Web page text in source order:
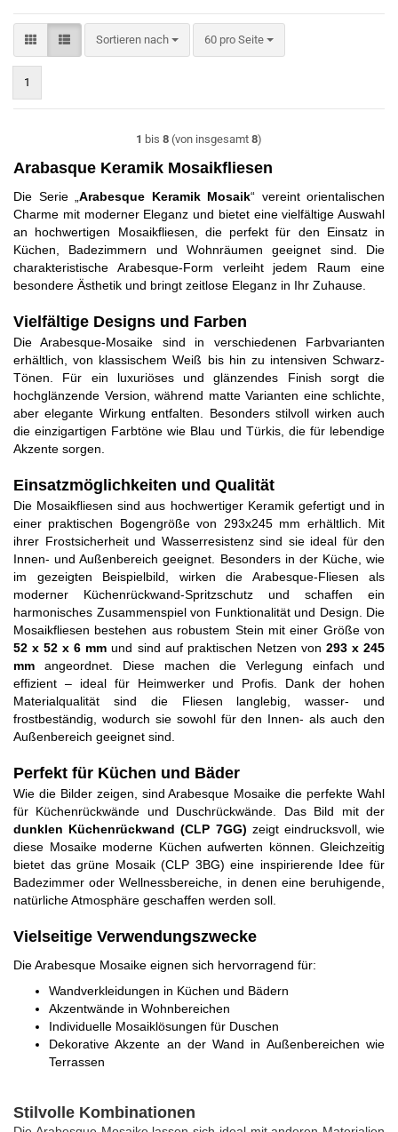
Sortieren nach
Sortieren nach 60 pro Seite
pro Seite
1
1 bis 8 (von insgesamt 8)
Arabasque Keramik Mosaikfliesen
Die Serie „ Arabesque Keramik Mosaik“ vereint orientalischen
Charme mit moderner Eleganz und bietet eine vielfältige Auswahl
an hochwertigen Mosaikfliesen, die perfekt für den Einsatz in
Küchen, Badezimmern und Wohnräumen geeignet sind. Die
charakteristische Arabesque-Form verleiht jedem Raum eine
besondere Ästhetik und bringt zeitlose Eleganz in Ihr Zuhause.
Vielfältige Designs und Farben
Die Arabesque-Mosaike sind in verschiedenen Farbvarianten
erhältlich, von klassischem Weiß bis hin zu intensiven Schwarz-
Tönen. Für ein luxuriöses und glänzendes Finish sorgt die
hochglänzende Version, während matte Varianten eine schlichte,
aber elegante Wirkung entfalten. Besonders stilvoll wirken auch
die einzigartigen Farbtöne wie Blau und Türkis, die für lebendige
Akzente sorgen.
Einsatzmöglichkeiten und Qualität
Die Mosaikfliesen sind aus hochwertiger Keramik gefertigt und in
einer praktischen Bogengröße von 293x245 mm erhältlich. Mit
ihrer Frostsicherheit und Wasserresistenz sind sie ideal für den
Innen- und Außenbereich geeignet. Besonders in der Küche, wie
im gezeigten Beispielbild, wirken die Arabesque-Fliesen als
moderner Küchenrückwand-Spritzschutz und schaffen ein
harmonisches Zusammenspiel von Funktionalität und Design.
Die
Mosaikfliesen bestehen aus robustem Stein mit einer Größe von
52 x 52 x 6 mm und sind auf praktischen Netzen von 293 x 245
mm angeordnet. Diese machen die Verlegung einfach und
effizient – ideal für Heimwerker und Profis. Dank der hohen
Materialqualität sind die Fliesen langlebig, wasser- und
frostbeständig, wodurch sie sowohl für den Innen- als auch den
Außenbereich geeignet sind.
Perfekt für Küchen und Bäder
Wie die Bilder zeigen, sind Arabesque Mosaike die perfekte Wahl
für Küchenrückwände und Duschrückwände. Das Bild mit der
dunklen Küchenrückwand (CLP 7GG) zeigt eindrucksvoll, wie
diese Mosaike moderne Küchen aufwerten können. Gleichzeitig
bietet das grüne Mosaik (CLP 3BG) eine inspirierende Idee für
Badezimmer oder Wellnessbereiche, in denen eine beruhigende,
natürliche Atmosphäre geschaffen werden soll.
Vielseitige Verwendungszwecke
Die Arabesque Mosaike eignen sich hervorragend für:
Wandverkleidungen in Küchen und Bädern
Akzentwände in Wohnbereichen
Individuelle Mosaiklösungen für Duschen
Dekorative Akzente an der Wand in Außenbereichen wie
Terrassen
Stilvolle Kombinationen